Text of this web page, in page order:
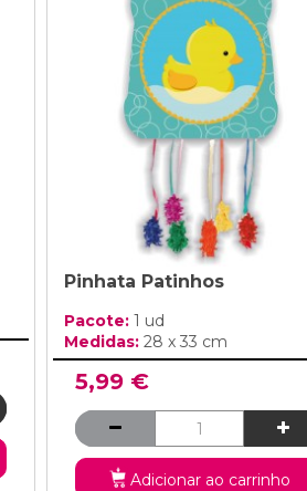
Pinhata Patinhos
Pacote: 1 ud
Medidas: 28 x 33 cm
5,99 €
Adicionar ao carrinho